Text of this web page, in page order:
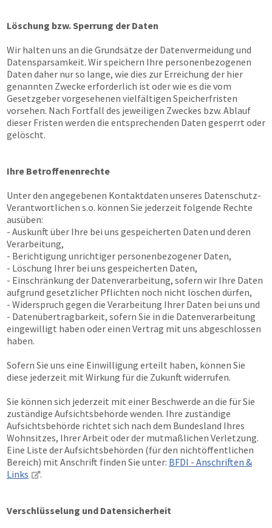
Löschung bzw. Sperrung der Daten
Wir halten uns an die Grundsätze der Datenvermeidung und
Datensparsamkeit. Wir speichern Ihre personenbezogenen
Daten daher nur so lange, wie dies zur Erreichung der hier
genannten Zwecke erforderlich ist oder wie es die vom
Gesetzgeber vorgesehenen vielfältigen Speicherfristen
vorsehen. Nach Fortfall des jeweiligen Zweckes bzw. Ablauf
dieser Fristen werden die entsprechenden Daten gesperrt oder
gelöscht.
Ihre Betroffenenrechte
Unter den angegebenen Kontaktdaten unseres Datenschutz-
Verantwortlichen s.o. können Sie jederzeit folgende Rechte
ausüben:
- Auskunft über Ihre bei uns gespeicherten Daten und deren
Verarbeitung,
- Berichtigung unrichtiger personenbezogener Daten,
- Löschung Ihrer bei uns gespeicherten Daten,
- Einschränkung der Datenverarbeitung, sofern wir Ihre Daten
aufgrund gesetzlicher Pflichten noch nicht löschen dürfen,
- Widerspruch gegen die Verarbeitung Ihrer Daten bei uns und
- Datenübertragbarkeit, sofern Sie in die Datenverarbeitung
eingewilligt haben oder einen Vertrag mit uns abgeschlossen
haben.
Sofern Sie uns eine Einwilligung erteilt haben, können Sie
diese jederzeit mit Wirkung für die Zukunft widerrufen.
Sie können sich jederzeit mit einer Beschwerde an die für Sie
zuständige Aufsichtsbehörde wenden. Ihre zuständige
Aufsichtsbehörde richtet sich nach dem Bundesland Ihres
Wohnsitzes, Ihrer Arbeit oder der mutmaßlichen Verletzung.
Eine Liste der Aufsichtsbehörden (für den nichtöffentlichen
Bereich) mit Anschrift finden Sie unter: BFDI - Anschriften &
Links
.
Verschlüsselung und Datensicherheit